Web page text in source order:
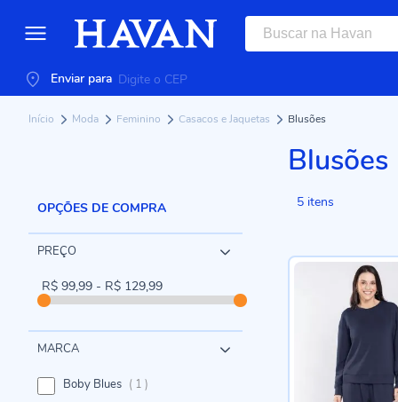
Enviar para
Início Moda Feminino Casacos e Jaquetas Blusões
Blusões
5 itens
OPÇÕES DE COMPRA
PREÇO
R$ 99,99 - R$ 129,99
MARCA
Boby Blues 1 item